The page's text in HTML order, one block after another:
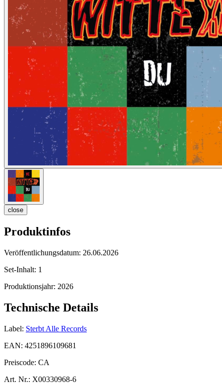
close
Produktinfos
Veröffentlichungsdatum: 26.06.2026
Set-Inhalt: 1
Produktionsjahr: 2026
Technische Details
Label: Sterbt Alle Records
EAN: 4251896109681
Preiscode: CA
Art. Nr.: X00330968-6